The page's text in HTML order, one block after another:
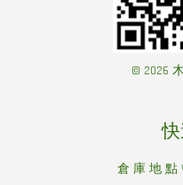
© 2026
倉 庫 地 點